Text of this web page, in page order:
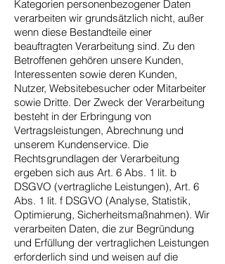
Kategorien personenbezogener Daten
verarbeiten wir grundsätzlich nicht, außer
wenn diese Bestandteile einer
beauftragten Verarbeitung sind. Zu den
Betroffenen gehören unsere Kunden,
Interessenten sowie deren Kunden,
Nutzer, Websitebesucher oder Mitarbeiter
sowie Dritte. Der Zweck der Verarbeitung
besteht in der Erbringung von
Vertragsleistungen, Abrechnung und
unserem Kundenservice. Die
Rechtsgrundlagen der Verarbeitung
ergeben sich aus Art. 6 Abs. 1 lit. b
DSGVO (vertragliche Leistungen), Art. 6
Abs. 1 lit. f DSGVO (Analyse, Statistik,
Optimierung, Sicherheitsmaßnahmen). Wir
verarbeiten Daten, die zur Begründung
und Erfüllung der vertraglichen Leistungen
erforderlich sind und weisen auf die